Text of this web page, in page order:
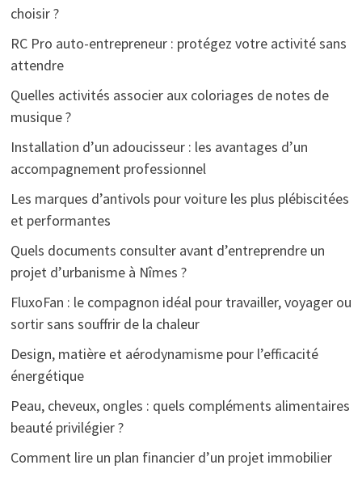
choisir ?
RC Pro auto-entrepreneur : protégez votre activité sans
attendre
Quelles activités associer aux coloriages de notes de
musique ?
Installation d’un adoucisseur : les avantages d’un
accompagnement professionnel
Les marques d’antivols pour voiture les plus plébiscitées
et performantes
Quels documents consulter avant d’entreprendre un
projet d’urbanisme à Nîmes ?
FluxoFan : le compagnon idéal pour travailler, voyager ou
sortir sans souffrir de la chaleur
Design, matière et aérodynamisme pour l’efficacité
énergétique
Peau, cheveux, ongles : quels compléments alimentaires
beauté privilégier ?
Comment lire un plan financier d’un projet immobilier